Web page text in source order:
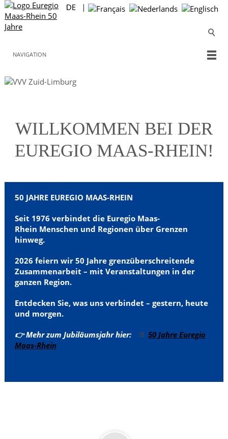
NAVIGATION
verbindet
WILLKOMMEN BEI DER
EUREGIO MAAS-RHEIN!
50 JAHRE EUREGIO MAAS-RHEIN
Seit 1976 verbindet die Euregio Maas-
Rhein Menschen und Regionen über Grenzen
hinweg.
2026 feiern wir 50 Jahre grenzüberschreitende
Zusammenarbeit – mit Veranstaltungen in der
ganzen Region.
Entdecken Sie, was uns verbindet – gestern, heute
und morgen.
👉 Mehr zum Jubiläumsjahr hier:
50 Jahre Euregio
Maas-Rhein